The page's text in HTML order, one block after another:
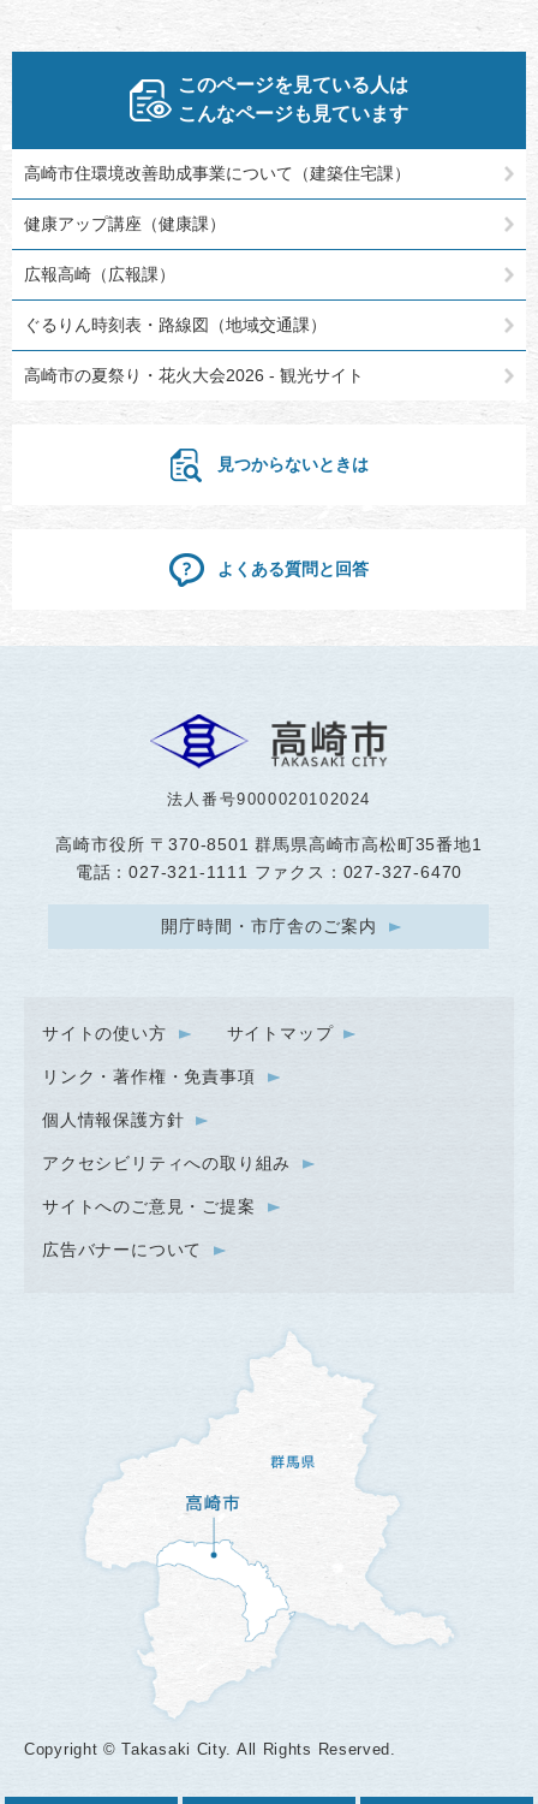
このページを見ている人は
こんなページも見ています
高崎市住環境改善助成事業について（建築住宅課）
健康アップ講座（健康課）
広報高崎（広報課）
ぐるりん時刻表・路線図（地域交通課）
高崎市の夏祭り・花火大会2026 - 観光サイト
見つからないときは
よくある質問と回答
法人番号9000020102024
高崎市役所 〒370-8501 群馬県高崎市高松町35番地1
電話：027-321-1111 ファクス：027-327-6470
開庁時間・市庁舎のご案内
サイトの使い方 サイトマップ
リンク・著作権・免責事項
個人情報保護方針
アクセシビリティへの取り組み
サイトへのご意見・ご提案
広告バナーについて
Copyright © Takasaki City. All Rights Reserved.